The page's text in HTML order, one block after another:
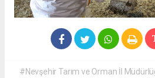
#Nevşehir Tarım ve Orman İl